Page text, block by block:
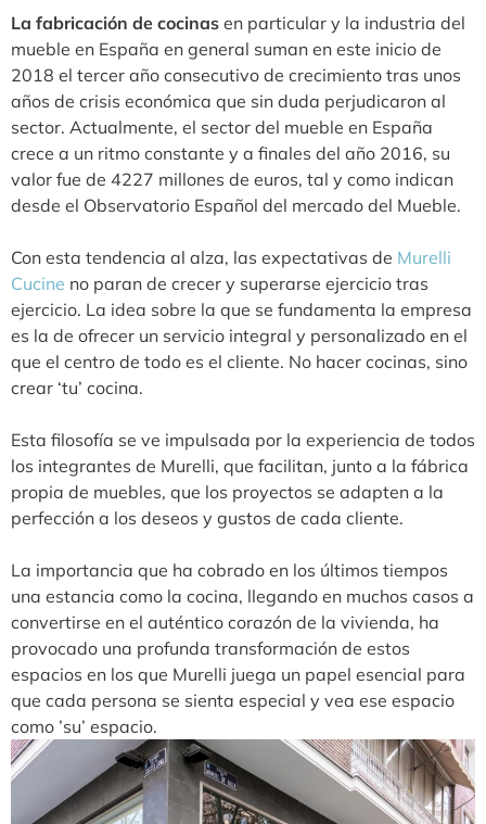
La fabricación de cocinas en particular y la industria del
mueble en España en general suman en este inicio de
2018 el tercer año consecutivo de crecimiento tras unos
años de crisis económica que sin duda perjudicaron al
sector. Actualmente, el sector del mueble en España
crece a un ritmo constante y a finales del año 2016, su
valor fue de 4227 millones de euros, tal y como indican
desde el Observatorio Español del mercado del Mueble.
Con esta tendencia al alza, las expectativas de Murelli
Cucine no paran de crecer y superarse ejercicio tras
ejercicio. La idea sobre la que se fundamenta la empresa
es la de ofrecer un servicio integral y personalizado en el
que el centro de todo es el cliente. No hacer cocinas, sino
crear ‘tu’ cocina.
Esta filosofía se ve impulsada por la experiencia de todos
los integrantes de Murelli, que facilitan, junto a la fábrica
propia de muebles, que los proyectos se adapten a la
perfección a los deseos y gustos de cada cliente.
La importancia que ha cobrado en los últimos tiempos
una estancia como la cocina, llegando en muchos casos a
convertirse en el auténtico corazón de la vivienda, ha
provocado una profunda transformación de estos
espacios en los que Murelli juega un papel esencial para
que cada persona se sienta especial y vea ese espacio
como ’su’ espacio.